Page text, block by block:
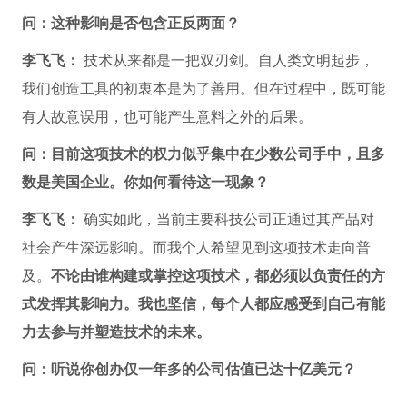
问：这种影响是否包含正反两面？
李飞飞： 技术从来都是一把双刃剑。自人类文明起步，
我们创造工具的初衷本是为了善用。但在过程中，既可能
有人故意误用，也可能产生意料之外的后果。
问：目前这项技术的权力似乎集中在少数公司手中，且多
数是美国企业。你如何看待这一现象？
李飞飞： 确实如此，当前主要科技公司正通过其产品对
社会产生深远影响。而我个人希望见到这项技术走向普
及。 不论由谁构建或掌控这项技术，都必须以负责任的方
式发挥其影响力。我也坚信，每个人都应感受到自己有能
力去参与并塑造技术的未来。
问：听说你创办仅一年多的公司估值已达十亿美元？